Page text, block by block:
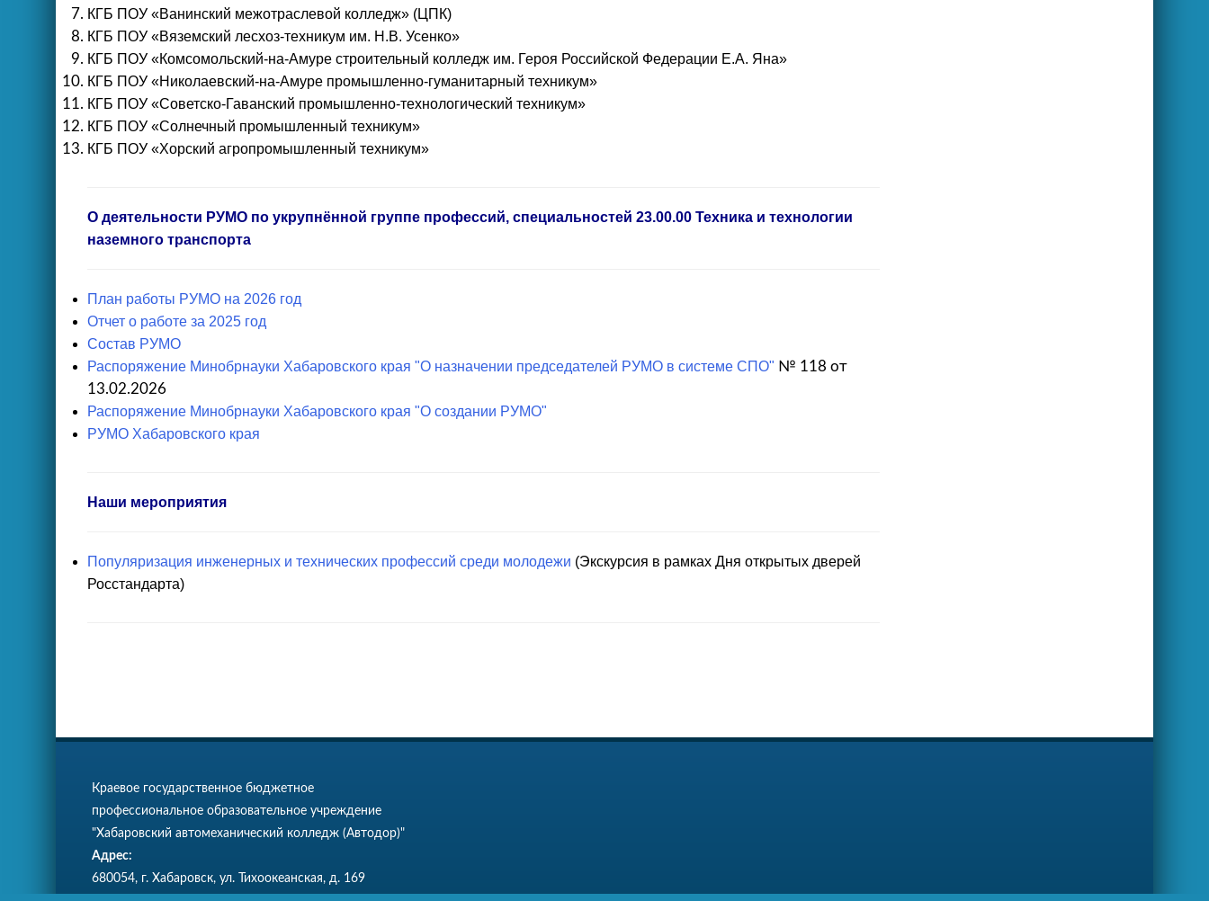
КГБ ПОУ «Ванинский межотраслевой колледж» (ЦПК)
КГБ ПОУ «Вяземский лесхоз-техникум им. Н.В. Усенко»
КГБ ПОУ «Комсомольский-на-Амуре строительный колледж им. Героя Российской Федерации Е.А. Яна»
КГБ ПОУ «Николаевский-на-Амуре промышленно-гуманитарный техникум»
КГБ ПОУ «Советско-Гаванский промышленно-технологический техникум»
КГБ ПОУ «Солнечный промышленный техникум»
КГБ ПОУ «Хорский агропромышленный техникум»
О деятельности РУМО по укрупнённой группе профессий, специальностей 23.00.00 Техника и технологии
наземного транспорта
План работы РУМО на 2026 год
Отчет о работе за 2025 год
Состав РУМО
Распоряжение Минобрнауки Хабаровского края "О назначении председателей РУМО в системе СПО" № 118 от
13.02.2026
Распоряжение Минобрнауки Хабаровского края "О создании РУМО"
РУМО Хабаровского края
Наши мероприятия
Популяризация инженерных и технических профессий среди молодежи (Экскурсия в рамках Дня открытых дверей
Росстандарта)
Краевое государственное бюджетное
профессиональное образовательное учреждение
"Хабаровский автомеханический колледж (Автодор)"
Адрес:
680054, г. Хабаровск, ул. Тихоокеанская, д. 169